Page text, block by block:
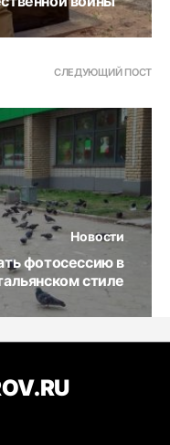
СЛЕДУЮЩИЙ ПОСТ
Новости
фотосессию в
стиле